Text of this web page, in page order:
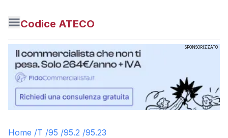
Codice ATECO
SPONSORIZZATO
Home /T /95 /95.2 /95.23